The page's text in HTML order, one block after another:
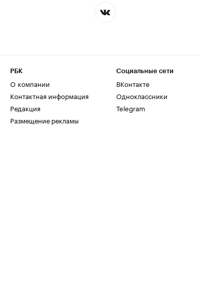
РБК
О компании
Контактная информация
Редакция
Размещение рекламы
Социальные сети
ВКонтакте
Одноклассники
Telegram